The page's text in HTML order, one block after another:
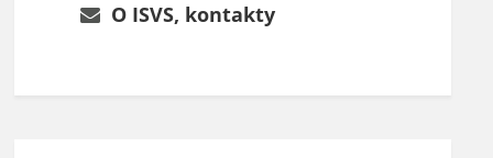
O ISVS, kontakty